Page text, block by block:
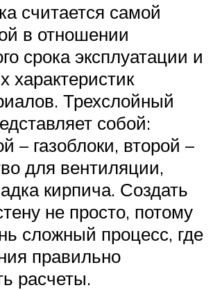
считается самой
в отношении
срока эксплуатации и
характеристик
Трехслойный
собой:
– газоблоки, второй –
для вентиляции,
кирпича. Создать
не просто, потому
сложный процесс, где
правильно
расчеты.